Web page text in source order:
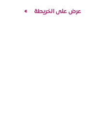
عرض على الخريطة